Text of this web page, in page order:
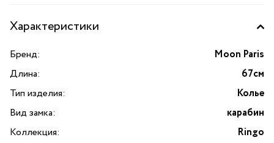
Характеристики
Бренд:
Moon Paris
Длина:
67см
Тип изделия:
Колье
Вид замка:
карабин
Коллекция:
Ringo